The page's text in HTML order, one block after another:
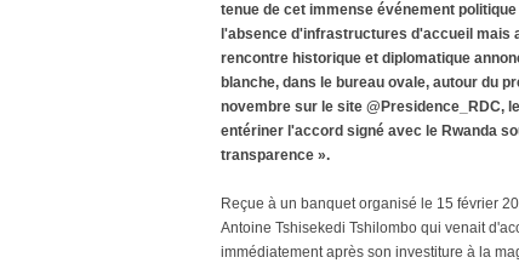
tenue de cet immense événement
l'absence d'infrastructures d'accueil mais
rencontre historique et diplomatique
blanche, dans le bureau ovale, autour du
novembre sur le site @Presidence_RDC,
entériner l'accord signé avec le Rwanda
transparence ».
Reçue à un banquet organisé le 15 février
Antoine Tshisekedi Tshilombo qui venait
immédiatement après son investiture à la